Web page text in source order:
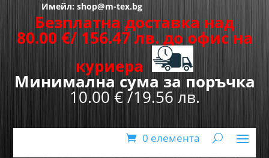
Имейл: shop@m-tex.bg
Безплатна доставка над
80.00 €/ 156.47 лв. до офис на
куриера
Минимална сума за поръчка
10.00 € /19.56 лв.
0 елемента